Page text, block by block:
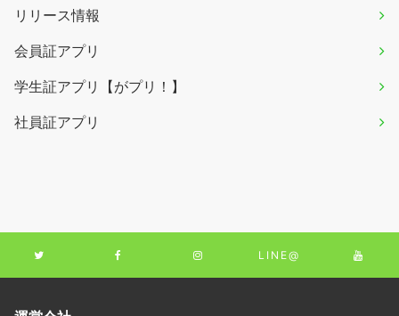
リリース情報
会員証アプリ
学生証アプリ【がプリ！】
社員証アプリ
LINE@